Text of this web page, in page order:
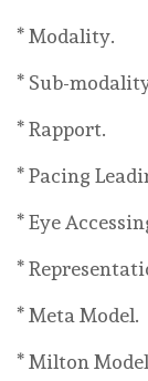
* Modality.
* Sub-
* Rapport.
* Pacing
* Eye
*
* Meta Model.
* Milton